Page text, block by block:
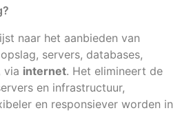
naar het aanbieden van
servers, databases,
via internet. Het elimineert de
en infrastructuur,
en responsiever worden in